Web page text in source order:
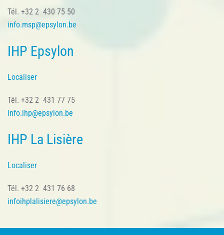
Tél. +32 2 430 75 50
info.msp@epsylon.be
IHP Epsylon
Localiser
Tél. +32 2 431 77 75
info.ihp@epsylon.be
IHP La Lisière
Localiser
Tél. +32 2 431 76 68
infoihplalisiere@epsylon.be